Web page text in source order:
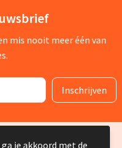
mis nooit meer één van
advies 2025
je akkoord met de